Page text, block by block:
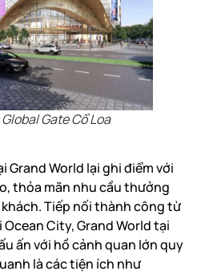
Gate Cổ Loa
World lại ghi điểm với
thỏa mãn nhu cầu thưởng
Tiếp nối thành công từ
City, Grand World tại
ấn với hồ cảnh quan lớn quy
là các tiện ích như